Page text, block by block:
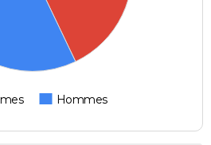
Hommes